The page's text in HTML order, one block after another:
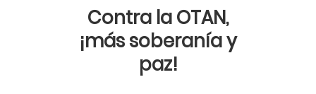
Contra la OTAN,
¡más soberanía y
paz!